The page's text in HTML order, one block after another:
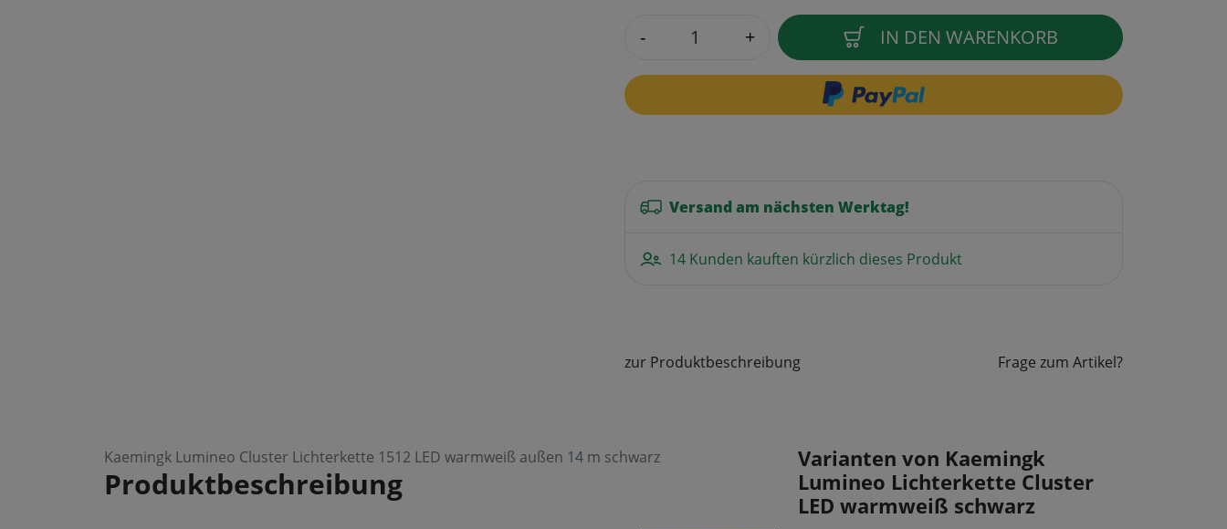
- + IN DEN WARENKORB
Versand am nächsten Werktag!
14 Kunden kauften kürzlich dieses Produkt
zur Produktbeschreibung Frage zum Artikel?
Kaemingk Lumineo Cluster Lichterkette 1512 LED warmweiß außen 14 m schwarz
Produktbeschreibung
Varianten von Kaemingk
Lumineo Lichterkette Cluster
LED warmweiß schwarz